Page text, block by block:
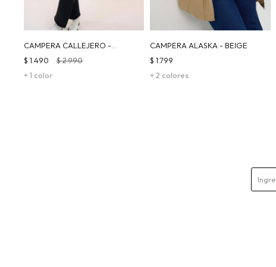
CAMPERA CALLEJERO -
CELESTE
+ 1 color
$ 1.490 $2.990
CAMPERA ALASKA - BEIGE
+ 2 colores
$ 1.799